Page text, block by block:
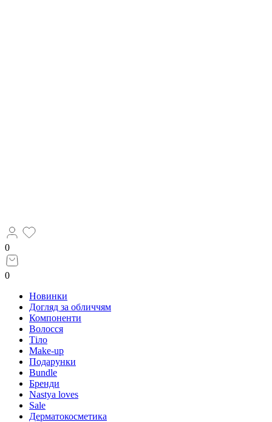
0
0
Новинки
Догляд за обличчям
Компоненти
Волосся
Тіло
Make-up
Подарунки
Bundle
Бренди
Nastya loves
Sale
Дерматокосметика